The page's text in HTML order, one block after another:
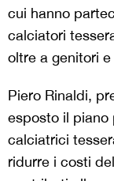
cui hanno
calciatori
oltre a genitori
Piero Rinaldi,
esposto il piano
calciatrici
ridurre i costi